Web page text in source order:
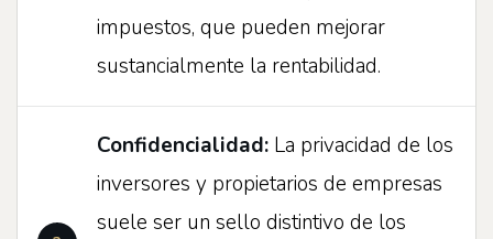
impuestos, que pueden mejorar
sustancialmente la rentabilidad.
Confidencialidad: La privacidad de los
inversores y propietarios de empresas
suele ser un sello distintivo de los